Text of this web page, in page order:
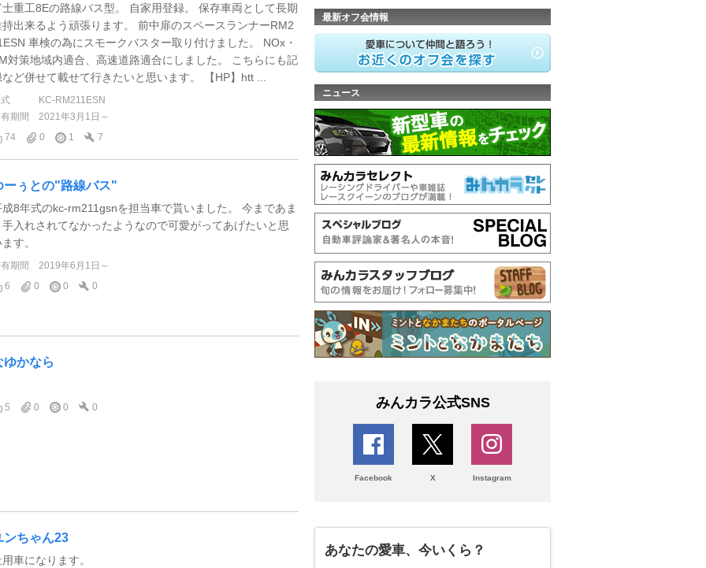
士重工8Eの路線バス型。 自家用登録。 保存車両として長期
持出来るよう頑張ります。 前中扉のスペースランナーRM2
車検の為にスモークバスター取り付けました。 NOx・
対策地域内適合、高速道路適合にしました。 こちらにも記
など併せて載せて行きたいと思います。 【HP】htt ...
KC-RM211ESN
期間
2021年3月1日～
74
0 1 7
ーぅとの"路線バス"
成8年式のkc-rm211gsnを担当車で貰いました。 今まであま
手入れされてなかったようなので可愛がってあげたいと思
す。
期間
2019年6月1日～
6
0 0 0
ゆかなら
5 0 0 0
ンちゃん23
車になります。
最新オフ会情報
ニュース
みんカラ公式SNS
Facebook X Instagram
あなたの愛車、今いくら？